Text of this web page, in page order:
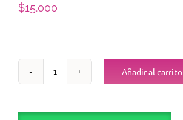
$15.000
Añadir al carrito